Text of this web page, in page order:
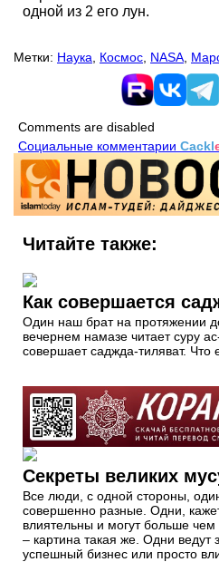
одной из 2 его лун.
Метки: Наука Космос NASA
Comments are disabled
Социальные комментарии Cackl
Читайте также:
Как совершается
Один наш брат на протяжении
вечернем намазе читает суру
совершает саджда-тиляват. Что
Секреты великих
Все люди, с одной стороны,
совершенно разные. Одни,
влиятельны и могут больше
– картина такая же. Одни
успешный бизнес или просто